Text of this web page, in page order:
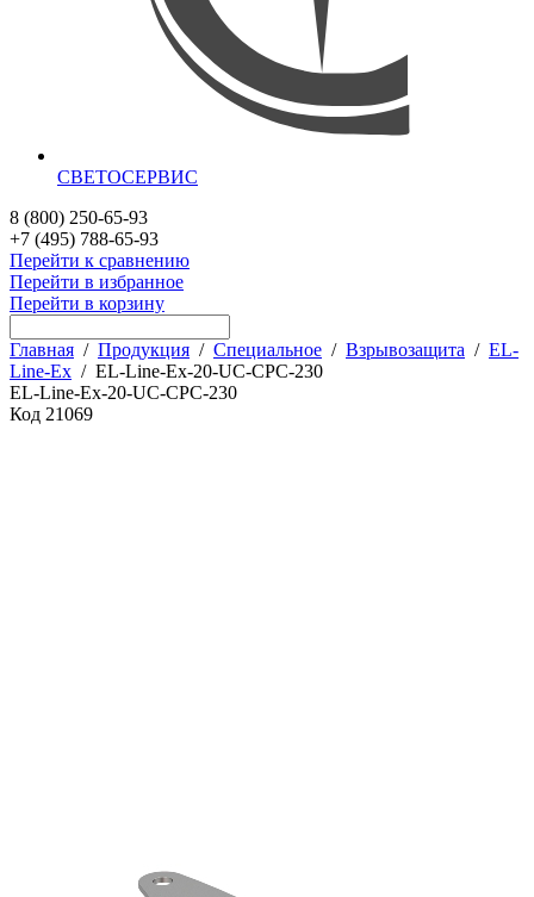
СВЕТОСЕРВИС
8 (800) 250-65-93
+7 (495) 788-65-93
Перейти к сравнению
Перейти в избранное
Перейти в корзину
Главная / Продукция / Специальное / Взрывозащита / EL-
Line-Ex / EL-Line-Ex-20-UC-CPC-230
EL-Line-Ex-20-UC-CPC-230
Код 21069